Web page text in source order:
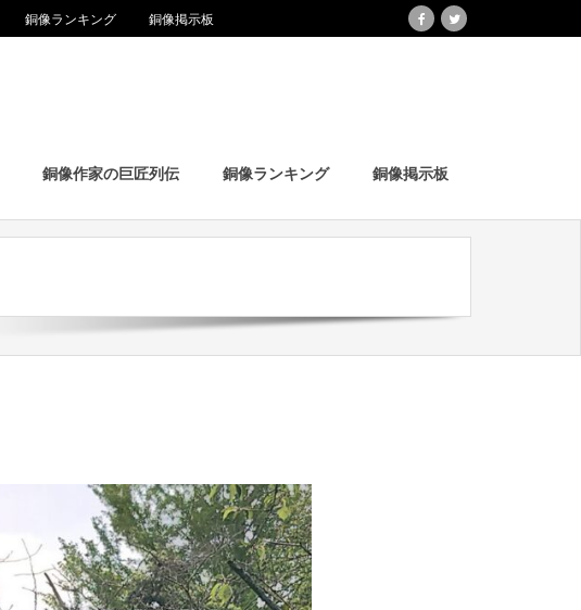
銅像ランキング 銅像掲示板
銅像作家の巨匠列伝 銅像ランキング 銅像掲示板